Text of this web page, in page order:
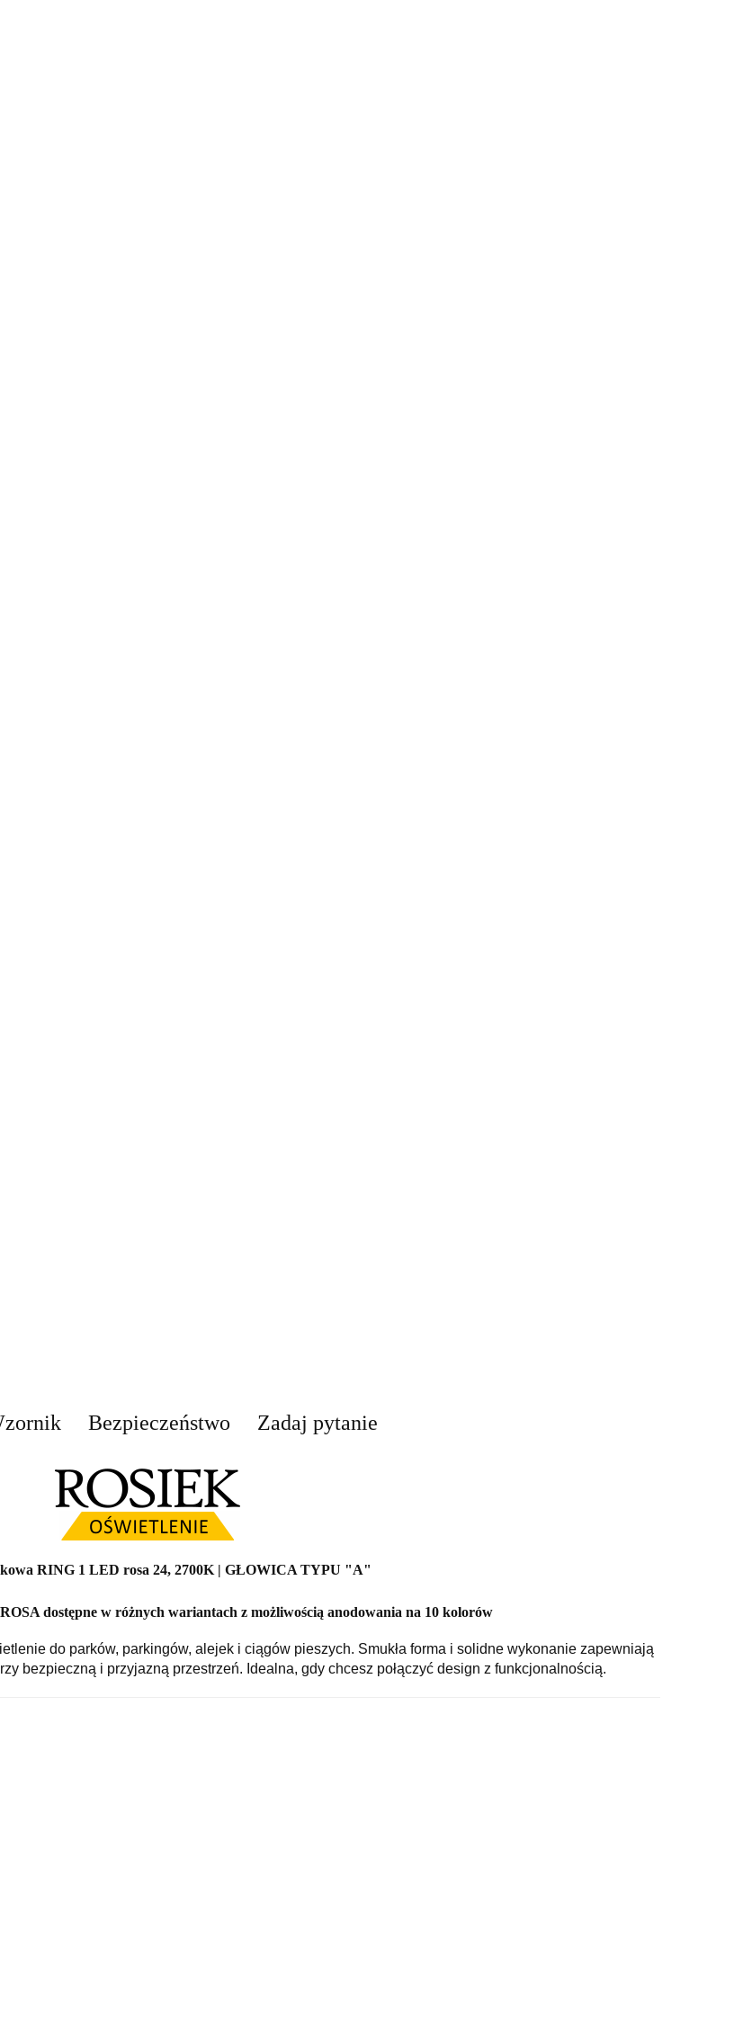
Bezpieczeństwo Zadaj pytanie
RING 1 LED rosa 24, 2700K | GŁOWICA TYPU "A"
dostępne w różnych wariantach z możliwością anodowania na 10 kolorów
do parków, parkingów, alejek i ciągów pieszych. Smukła forma i solidne wykonanie zapewniają
bezpieczną i przyjazną przestrzeń. Idealna, gdy chcesz połączyć design z funkcjonalnością.